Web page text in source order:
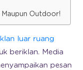
Outdoor!
luar ruang
beriklan. Media
pesan